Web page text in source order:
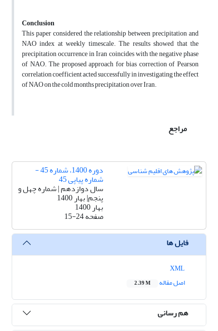
Conclusion
This paper considered the relationship between precipitation and
NAO index at weekly timescale. The results showed that the
precipitation occurrence in Iran coincides with the negative phase
of NAO. The proposed approach for bias correction of Pearson
correlation coefficient acted successfully in investigating the effect
of NAO on the cold months precipitation over Iran.
مراجع
دوره 1400، شماره 45 -
شماره پیاپی 45
سال دوازدهم | شماره چهل و
پنجم| بهار 1400
بهار 1400
صفحه15-24
فایل ها
اصل مقاله
2.39 M
هم رسانی